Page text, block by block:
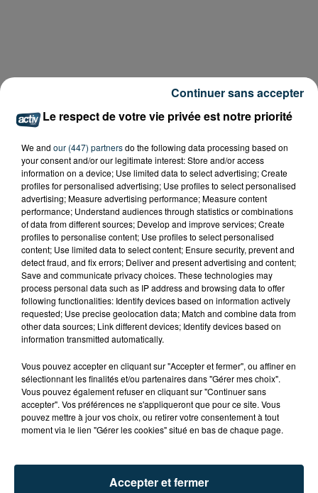
TITRES DIFFUSÉS
20h06
20h06 20h03
20h03
Le respect de votre vie privée est notre priorité
We and our (447) partnersdo the following data processing based on
your consent and/or our legitimate interest: Store and/or access
information on a device; Use limited data to select advertising; Create
profiles for personalised advertising; Use profiles to select personalised
advertising; Measure advertising performance; Measure content
performance; Understand audiences through statistics or combinations
of data from different sources; Develop and improve services; Create
profiles to personalise content; Use profiles to select personalised
content; Use limited data to select content; Ensure security, prevent and
detect fraud, and fix errors; Deliver and present advertising and content;
Save and communicate privacy choices. These technologies may
process personal data such as IP address and browsing data to offer
following functionalities: Identify devices based on information actively
requested; Use precise geolocation data; Match and combine data from
other data sources; Link different devices; Identify devices based on
information transmitted automatically.
Vous pouvez accepter en cliquant sur "Accepter et fermer", ou affiner en
sélectionnant les finalités et/ou partenaires dans "Gérer mes choix".
Vous pouvez également refuser en cliquant sur "Continuer sans
accepter". Vos préférences ne s'appliqueront que pour ce site. Vous
pouvez mettre à jour vos choix, ou retirer votre consentement à tout
moment via le lien "Gérer les cookies" situé en bas de chaque page.
Accepter et fermer
Continuer sans accepter